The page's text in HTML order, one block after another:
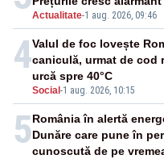
Actualitate-1 aug. 2026, 09:46
4
Social -1 aug. 2026, 10:15
Valul de foc lovește
caniculă, urmat de cod
urcă spre 40°C
5România în alertă
Dunăre care pune în
cunoscută de pe